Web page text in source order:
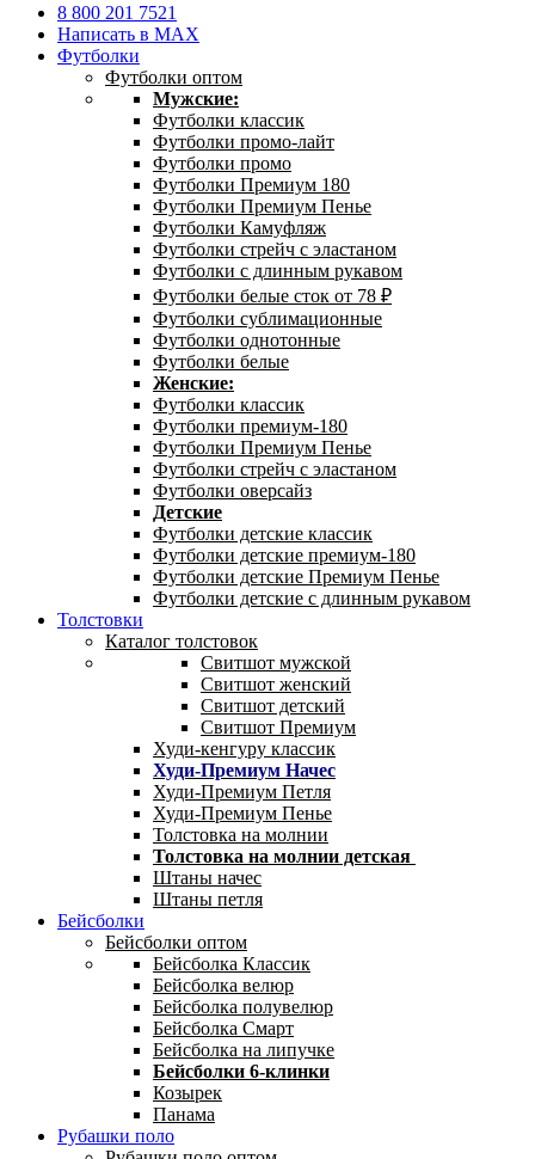
8 800 201 7521
Написать в MAX
Футболки
Футболки оптом
Мужские:
Футболки классик
Футболки промо-лайт
Футболки промо
Футболки Премиум 180
Футболки Премиум Пенье
Футболки Камуфляж
Футболки стрейч с эластаном
Футболки с длинным рукавом
Футболки белые сток от 78 ₽
Футболки сублимационные
Футболки однотонные
Футболки белые
Женские:
Футболки классик
Футболки премиум-180
Футболки Премиум Пенье
Футболки стрейч с эластаном
Футболки оверсайз
Детские
Футболки детские классик
Футболки детские премиум-180
Футболки детские Премиум Пенье
Футболки детские с длинным рукавом
Толстовки
Каталог толстовок
Свитшот мужской
Свитшот женский
Свитшот детский
Свитшот Премиум
Худи-кенгуру классик
Худи-Премиум Начес
Худи-Премиум Петля
Худи-Премиум Пенье
Толстовка на молнии
Толстовка на молнии детская
Штаны начес
Штаны петля
Бейсболки
Бейсболки оптом
Бейсболка Классик
Бейсболка велюр
Бейсболка полувелюр
Бейсболка Смарт
Бейсболка на липучке
Бейсболки 6-клинки
Козырек
Панама
Рубашки поло